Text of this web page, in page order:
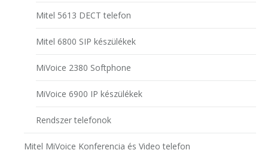
Mitel 5613 DECT telefon
Mitel 6800 SIP készülékek
MiVoice 2380 Softphone
MiVoice 6900 IP készülékek
Rendszer telefonok
Mitel MiVoice Konferencia és Video telefon